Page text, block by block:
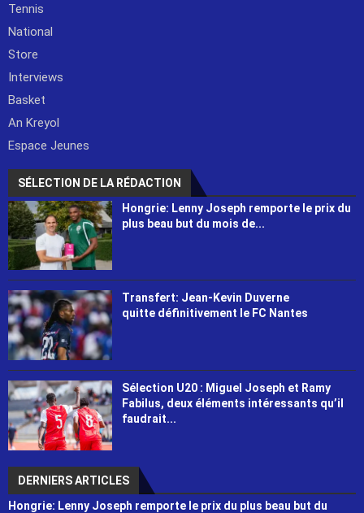
Tennis
National
Store
Interviews
Basket
An Kreyol
Espace Jeunes
SÉLECTION DE LA RÉDACTION
Hongrie: Lenny Joseph remporte le prix du
plus beau but du mois de...
Transfert: Jean-Kevin Duverne
quitte définitivement le FC Nantes
Sélection U20 : Miguel Joseph et Ramy
Fabilus, deux éléments intéressants qu’il
faudrait...
DERNIERS ARTICLES
Hongrie: Lenny Joseph remporte le prix du plus beau but du